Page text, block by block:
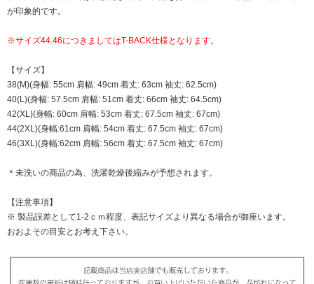
が印象的です。
※サイズ44.46につきましてはT-BACK仕様となります。
【サイズ】
38(M)(身幅: 55cm 肩幅: 49cm 着丈: 63cm 袖丈: 62.5cm)
40(L)(身幅: 57.5cm 肩幅: 51cm 着丈: 66cm 袖丈: 64.5cm)
42(XL)(身幅: 60cm 肩幅: 53cm 着丈: 67.5cm 袖丈: 67cm)
44(2XL)(身幅:61cm 肩幅: 54cm 着丈: 67.5cm 袖丈: 67cm)
46(3XL)(身幅:62cm 肩幅: 56cm 着丈: 67.5cm 袖丈: 67cm)
＊未洗いの商品の為、洗濯乾燥後縮みが予想されます。
【注意事項】
※ 製品誤差として1-2ｃｍ程度、表記サイズより異なる場合が御座います。
おおよその目安とお考え下さい。